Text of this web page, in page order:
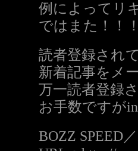
例によってリ
ではまた！！
読者登録され
新着記事をメ
万一読者登録
お手数ですが
BOZZ SPEED